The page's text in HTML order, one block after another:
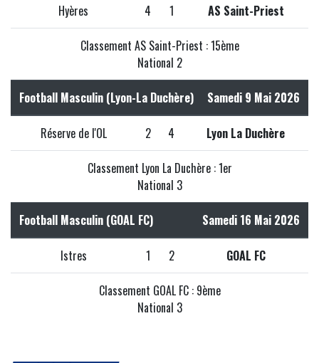
Hyères 4 1 AS Saint-Priest
Classement AS Saint-Priest : 15ème
National 2
Football Masculin (Lyon-La Duchère) Samedi 9 Mai 2026
Réserve de l'OL 2 4 Lyon La Duchère
Classement Lyon La Duchère : 1er
National 3
Football Masculin (GOAL FC) Samedi 16 Mai 2026
Istres 1 2 GOAL FC
Classement GOAL FC : 9ème
National 3